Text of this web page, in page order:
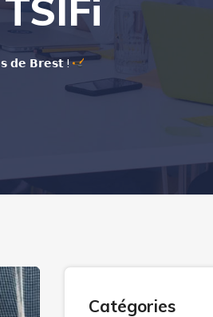
𝗱𝗲 𝗕𝗿𝗲𝘀𝘁 !
Catégories